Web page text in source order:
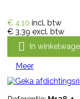
€ 4,10 incl. btw
€ 3,39 excl. btw
 In
Meer